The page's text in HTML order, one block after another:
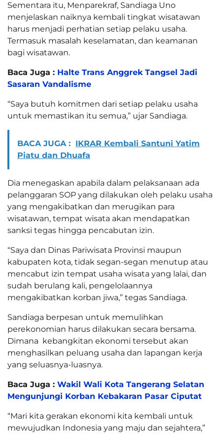
Sementara itu, Menparekraf, Sandiaga Uno
menjelaskan naiknya kembali tingkat wisatawan
harus menjadi perhatian setiap pelaku usaha.
Termasuk masalah keselamatan, dan keamanan
bagi wisatawan.
Baca Juga : Halte Trans Anggrek Tangsel Jadi
Sasaran Vandalisme
“Saya butuh komitmen dari setiap pelaku usaha
untuk memastikan itu semua,” ujar Sandiaga.
BACA JUGA : IKRAR Kembali Santuni Yatim
Piatu dan Dhuafa
Dia menegaskan apabila dalam pelaksanaan ada
pelanggaran SOP yang dilakukan oleh pelaku usaha
yang mengakibatkan dan merugikan para
wisatawan, tempat wisata akan mendapatkan
sanksi tegas hingga pencabutan izin.
“Saya dan Dinas Pariwisata Provinsi maupun
kabupaten kota, tidak segan-segan menutup atau
mencabut izin tempat usaha wisata yang lalai, dan
sudah berulang kali, pengelolaannya
mengakibatkan korban jiwa,” tegas Sandiaga.
Sandiaga berpesan untuk memulihkan
perekonomian harus dilakukan secara bersama.
Dimana kebangkitan ekonomi tersebut akan
menghasilkan peluang usaha dan lapangan kerja
yang seluasnya-luasnya.
Baca Juga : Wakil Wali Kota Tangerang Selatan
Mengunjungi Korban Kebakaran Pasar Ciputat
“Mari kita gerakan ekonomi kita kembali untuk
mewujudkan Indonesia yang maju dan sejahtera,”